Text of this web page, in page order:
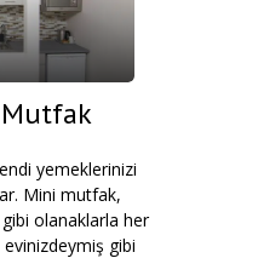
yemeklerinizi
Mini mutfak,
olanaklarla her
evinizdeymiş gibi